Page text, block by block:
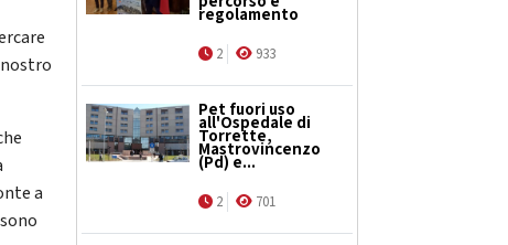
a
regolamento
2 933
Pet fuori uso
all'Ospedale di
Torrette,
Mastrovincenzo
(Pd) e...
2 701